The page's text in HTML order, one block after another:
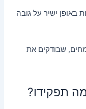
באופן ישיר על גובה
שבודקים את
תפקידו?